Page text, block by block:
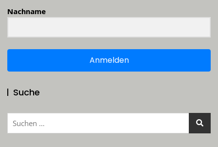
Nachname
Anmelden
Suche
Suchen